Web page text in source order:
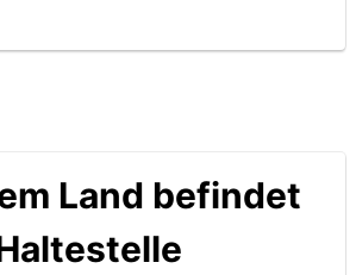
Land befindet